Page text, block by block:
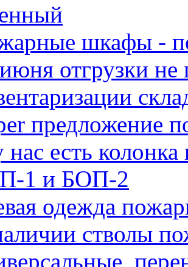
шкафы -
отгрузки не
предложение
нас есть
1 и БОП-2
одежда
стволы